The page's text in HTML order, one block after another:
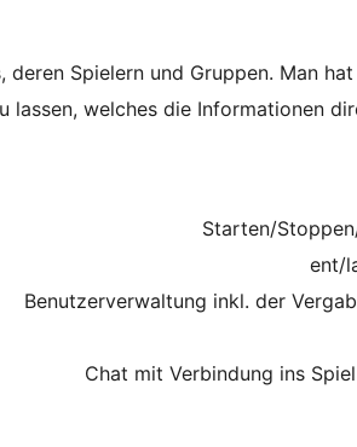
Spielern und Gruppen. Man
lassen, welches die Informationen
Starten/
ent/
Benutzerverwaltung inkl. der
Chat mit Verbindung ins